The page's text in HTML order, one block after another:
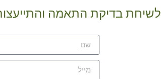
לשיחת בדיקת התאמה והתייעצות חינם חייגו עכשיו 054-226-3631